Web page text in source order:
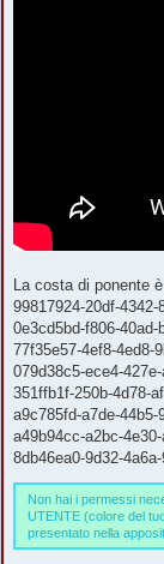
La costa di ponente
99817924-20df-
0e3cd5bd-f806-40ad-
77f35e57-4ef8-4ed8-
079d38c5-ece4-
351ffb1f-250b-4d78-
a9c785fd-a7de-
a49b94cc-a2bc-
8db46ea0-9d32-
Non hai i permessi
UTENTE (colore del
presentato nella